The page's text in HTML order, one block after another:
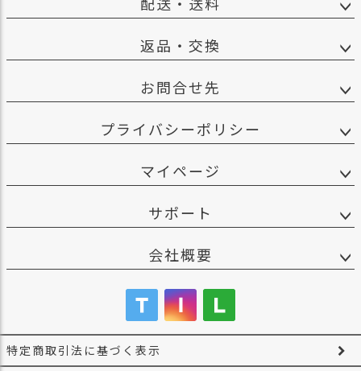
返品・交換
お問合せ先
プライバシーポリシー
マイページ
サポート
会社概要
特定商取引法に基づく表示